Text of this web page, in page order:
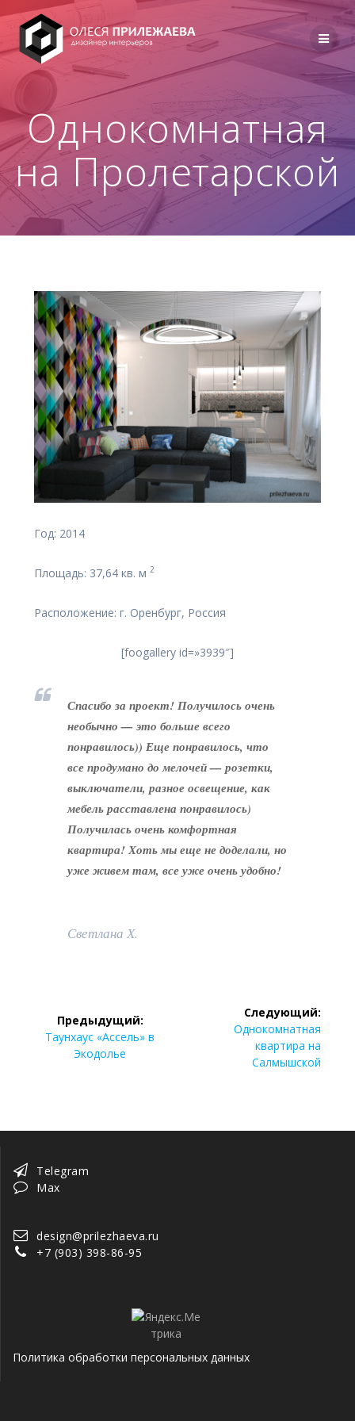
к
содержимому
Однокомнатная
на Пролетарской
Год: 2014
Площадь: 37,64 кв. м 2
Расположение: г. Оренбург, Россия
[foogallery id=»3939″]
Спасибо за проект! Получилось очень
необычно — это больше всего
понравилось)) Еще понравилось, что
все продумано до мелочей — розетки,
выключатели, разное освещение, как
мебель расставлена понравилось)
Получилась очень комфортная
квартира! Хоть мы еще не доделали, но
уже живем там, все уже очень удобно!
Светлана Х.
записям
Предыдущий:
Предыдущая
запись:
Таунхаус «Ассель» в
Экодолье
Следующий:
Следующая
запись:
Однокомнатная
квартира на
Салмышской
Telegram
Max
design@prilezhaeva.ru
+7 (903) 398-86-95
Политика обработки персональных данных